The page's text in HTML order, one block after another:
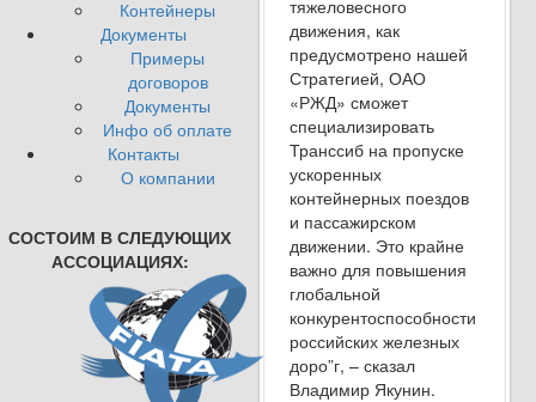
Контейнеры
Документы
Примеры
договоров
Документы
Инфо об оплате
Контакты
О компании
СОСТОИМ В СЛЕДУЮЩИХ
АССОЦИАЦИЯХ:
тяжеловесного
движения, как
предусмотрено нашей
Стратегией, ОАО
«РЖД» сможет
специализировать
Транссиб на пропуске
ускоренных
контейнерных поездов
и пассажирском
движении. Это крайне
важно для повышения
глобальной
конкурентоспособности
российских железных
доро”г, – сказал
Владимир Якунин.